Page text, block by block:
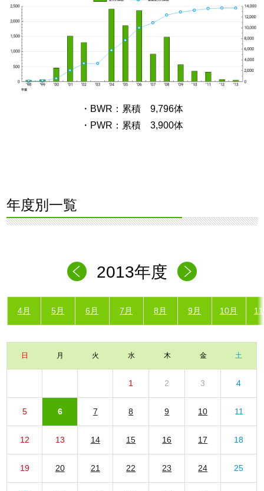
・BWR：累積 9,796体
・PWR：累積 3,900体
年度別一覧
2013年度
4月 5月 6月 7月 8月 9月 10月
日 月 火 水 木 金 土
1 2 3 4
5 6 7 8 9 10 11
12 13 14 15 16 17 18
19 20 21 22 23 24 25